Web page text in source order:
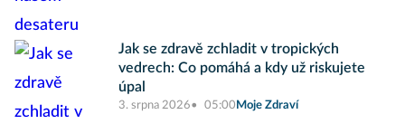
Jak se zdravě zchladit v tropických
vedrech: Co pomáhá a kdy už riskujete
úpal
3. srpna 2026 05:00 Moje Zdraví